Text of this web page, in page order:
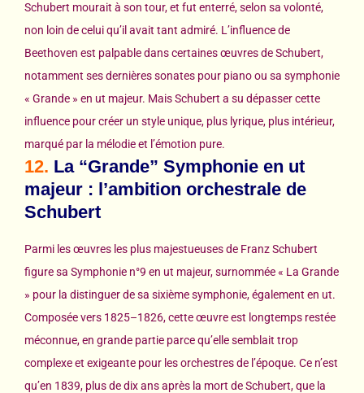
Schubert mourait à son tour, et fut enterré, selon sa volonté,
non loin de celui qu’il avait tant admiré. L’influence de
Beethoven est palpable dans certaines œuvres de Schubert,
notamment ses dernières sonates pour piano ou sa symphonie
« Grande » en ut majeur. Mais Schubert a su dépasser cette
influence pour créer un style unique, plus lyrique, plus intérieur,
marqué par la mélodie et l’émotion pure.
12. La “Grande” Symphonie en ut
majeur : l’ambition orchestrale de
Schubert
Parmi les œuvres les plus majestueuses de Franz Schubert
figure sa Symphonie n°9 en ut majeur, surnommée « La Grande
» pour la distinguer de sa sixième symphonie, également en ut.
Composée vers 1825–1826, cette œuvre est longtemps restée
méconnue, en grande partie parce qu’elle semblait trop
complexe et exigeante pour les orchestres de l’époque. Ce n’est
qu’en 1839, plus de dix ans après la mort de Schubert, que la